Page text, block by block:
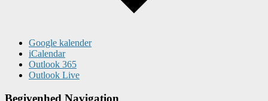
Google kalender
iCalendar
Outlook 365
Outlook Live
Begivenhed Navigation